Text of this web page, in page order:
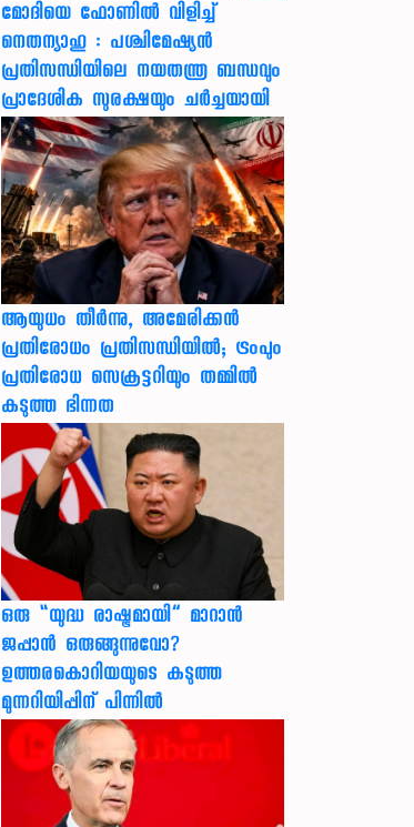
മോദിയെ ഫോണിൽ വിളിച്ച്
നെതന്യാഹു : പശ്ചിമേഷ്യൻ
പ്രതിസന്ധിയിലെ നയതന്ത്ര ബന്ധവും
പ്രാദേശിക സുരക്ഷയും ചർച്ചയായി
ആയുധം തീർന്നു, അമേരിക്കൻ
പ്രതിരോധം പ്രതിസന്ധിയിൽ; ട്രംപും
പ്രതിരോധ സെക്രട്ടറിയും തമ്മിൽ
കടുത്ത ഭിന്നത
ഒരു “യുദ്ധ രാഷ്ട്രമായി” മാറാൻ
ജപ്പാൻ ഒരുങ്ങുന്നുവോ?
ഉത്തരകൊറിയയുടെ കടുത്ത
മുന്നറിയിപ്പിന് പിന്നിൽ